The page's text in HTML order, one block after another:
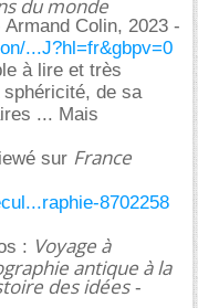
du monde
Colin, 2023 -
...J?hl=fr&gbpv=0
à lire et très
de sa
... Mais
sur France
8702258
: Voyage à
antique à la
des idées-